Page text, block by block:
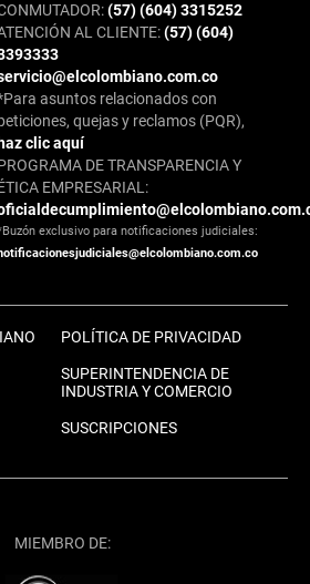
(57) (604) 3315252
AL CLIENTE:(57) (604)
asuntos relacionados con
quejas y reclamos (PQR),
haz clic aquí
DE TRANSPARENCIA Y
EMPRESARIAL:
exclusivo para notificaciones judiciales:
POLÍTICA DE PRIVACIDAD
SUPERINTENDENCIA DE
INDUSTRIA Y COMERCIO
SUSCRIPCIONES
MIEMBRO DE: